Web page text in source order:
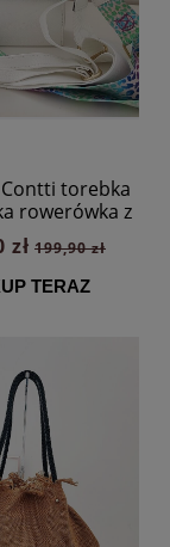
torebka
rowerówka z
klapką 2w1
panterka
zł 199,90 zł
TERAZ